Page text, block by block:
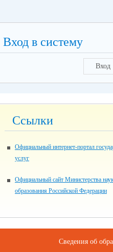
Вход в систему
Вход
Ссылки
Официальный интернет-портал
услуг
Официальный сайт Министерства
образования Российской Федерации
Сведения об